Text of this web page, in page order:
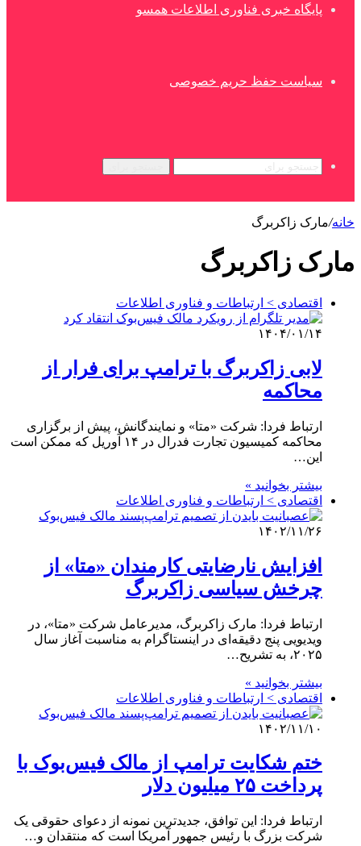
پایگاه خبری فناوری اطلاعات همسو
سیاست حفظ حریم خصوصی
خانه/مارک زاکربرگ
مارک زاکربرگ
اقتصادی > ارتباطات و فناوری اطلاعات
۱۴۰۴/۰۱/۱۴
لابی زاکربرگ با ترامپ برای فرار از
محاکمه
ارتباط فردا: شرکت «متا» و نمایندگانش، پیش از برگزاری
محاکمه کمیسیون تجارت فدرال در ۱۴ آوریل که ممکن است
این…
بیشتر بخوانید »
اقتصادی > ارتباطات و فناوری اطلاعات
۱۴۰۲/۱۱/۲۶
افزایش نارضایتی کارمندان «متا» از
چرخش سیاسی زاکربرگ
ارتباط فردا: مارک زاکربرگ، مدیرعامل شرکت «متا»، در
ویدیویی پنج دقیقه‌ای در اینستاگرام به مناسبت آغاز سال
۲۰۲۵، به تشریح…
بیشتر بخوانید »
اقتصادی > ارتباطات و فناوری اطلاعات
۱۴۰۲/۱۱/۱۰
ختم شکایت ترامپ از مالک فیس‌بوک با
پرداخت ۲۵ میلیون دلار
ارتباط فردا: این توافق، جدیدترین نمونه از دعوای حقوقی یک
شرکت بزرگ با رئیس جمهور آمریکا است که منتقدان و…